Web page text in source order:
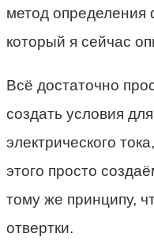
метод
который я сейчас
Всё достаточно
создать условия
электрического
этого просто
тому же принципу,
отвертки.